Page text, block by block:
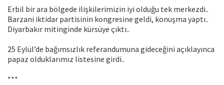
Erbil bir ara bölgede ilişkilerimizin iyi olduğu tek merkezdi..
Barzani iktidar partisinin kongresine geldi, konuşma yaptı..
Diyarbakır mitinginde kürsüye çıktı..
25 Eylül’de bağımsızlık referandumuna gideceğini açıklayınca
papaz olduklarımız listesine girdi..
***